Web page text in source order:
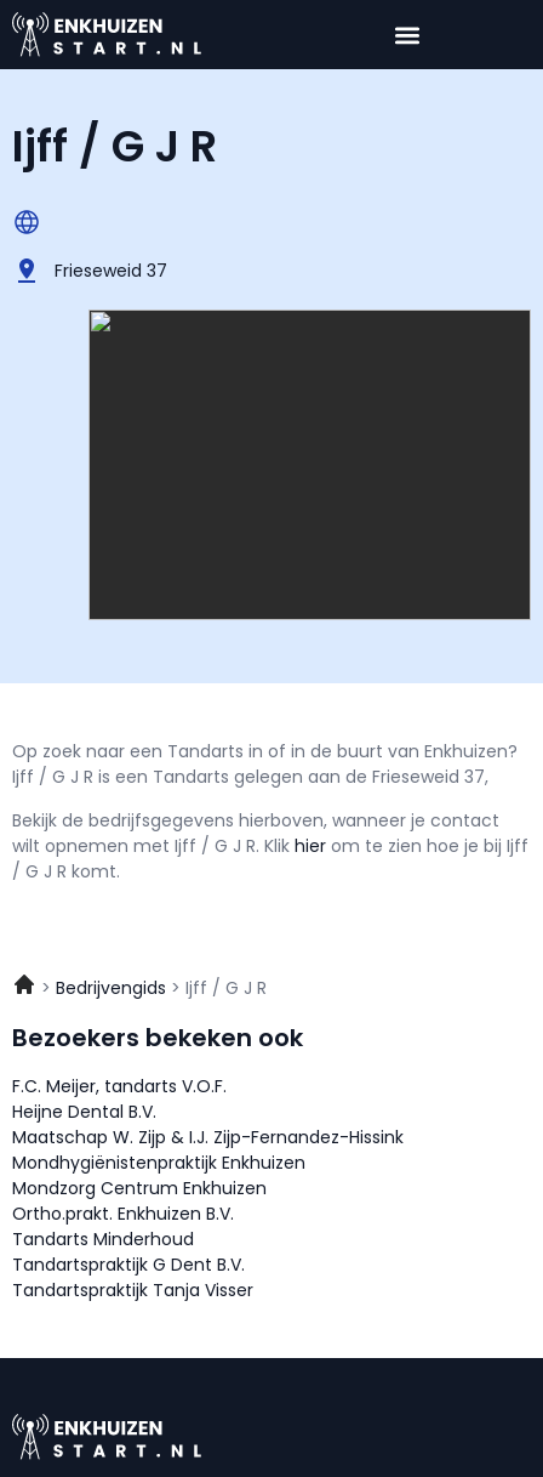
Ijff / G J R
Frieseweid 37
Op zoek naar een Tandarts in of in de buurt van Enkhuizen?
Ijff / G J R is een Tandarts gelegen aan de Frieseweid 37,
Bekijk de bedrijfsgegevens hierboven, wanneer je contact
wilt opnemen met Ijff / G J R. Klik hier om te zien hoe je bij Ijff
/ G J R komt.
Bedrijvengids Ijff / G J R
Bezoekers bekeken ook
F.C. Meijer, tandarts V.O.F.
Heijne Dental B.V.
Maatschap W. Zijp & I.J. Zijp-Fernandez-Hissink
Mondhygiënistenpraktijk Enkhuizen
Mondzorg Centrum Enkhuizen
Ortho.prakt. Enkhuizen B.V.
Tandarts Minderhoud
Tandartspraktijk G Dent B.V.
Tandartspraktijk Tanja Visser